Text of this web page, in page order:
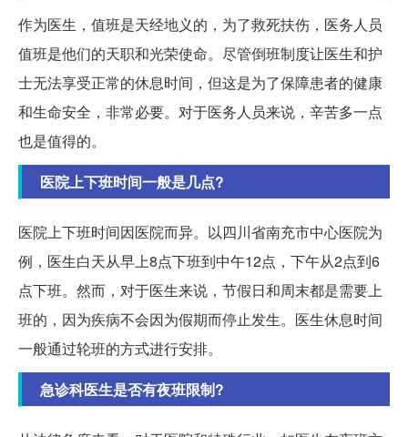
作为医生，值班是天经地义的，为了救死扶伤，医务人员
值班是他们的天职和光荣使命。尽管倒班制度让医生和护
士无法享受正常的休息时间，但这是为了保障患者的健康
和生命安全，非常必要。对于医务人员来说，辛苦多一点
也是值得的。
医院上下班时间一般是几点?
医院上下班时间因医院而异。以四川省南充市中心医院为
例，医生白天从早上8点下班到中午12点，下午从2点到6
点下班。然而，对于医生来说，节假日和周末都是需要上
班的，因为疾病不会因为假期而停止发生。医生休息时间
一般通过轮班的方式进行安排。
急诊科医生是否有夜班限制?